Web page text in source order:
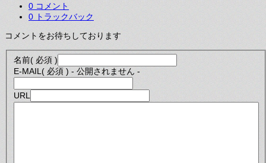
0 コメント
0 トラックバック
コメントをお待ちしております
名前( 必須 )
E-MAIL( 必須 ) - 公開されません -
URL